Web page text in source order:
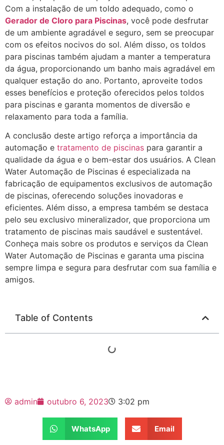
Com a instalação de um toldo adequado, como o
Gerador de Cloro para Piscinas, você pode desfrutar
de um ambiente agradável e seguro, sem se preocupar
com os efeitos nocivos do sol. Além disso, os toldos
para piscinas também ajudam a manter a temperatura
da água, proporcionando um banho mais agradável em
qualquer estação do ano. Portanto, aproveite todos
esses benefícios e proteção oferecidos pelos toldos
para piscinas e garanta momentos de diversão e
relaxamento para toda a família.
A conclusão deste artigo reforça a importância da
automação e tratamento de piscinas para garantir a
qualidade da água e o bem-estar dos usuários. A Clean
Water Automação de Piscinas é especializada na
fabricação de equipamentos exclusivos de automação
de piscinas, oferecendo soluções inovadoras e
eficientes. Além disso, a empresa também se destaca
pelo seu exclusivo mineralizador, que proporciona um
tratamento de piscinas mais saudável e sustentável.
Conheça mais sobre os produtos e serviços da Clean
Water Automação de Piscinas e garanta uma piscina
sempre limpa e segura para desfrutar com sua família e
amigos.
Table of Contents
admin outubro 6, 2023 3:02 pm
WhatsApp Email